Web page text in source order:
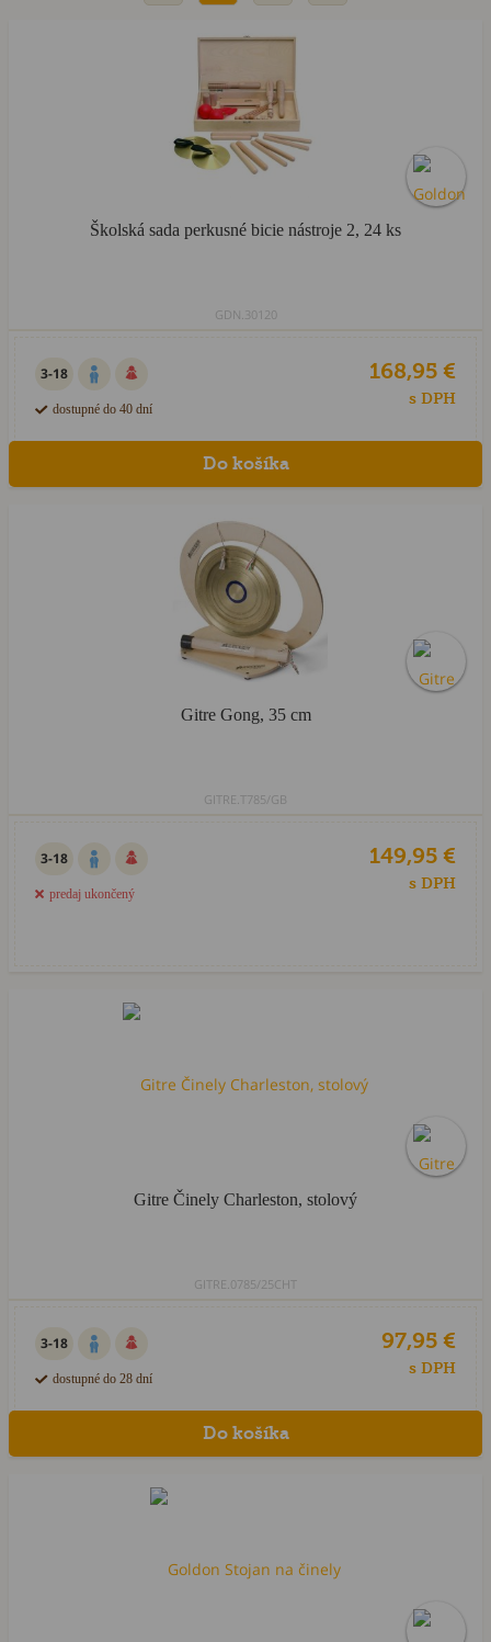
Školská sada perkusné bicie nástroje 2, 24 ks
GDN.30120
3-18
dostupné do 40 dní
168,95 €
s DPH
Gitre Gong, 35 cm
GITRE.T785/GB
3-18
predaj ukončený
149,95 €
s DPH
Gitre Činely Charleston, stolový
GITRE.0785/25CHT
3-18
dostupné do 28 dní
97,95 €
s DPH